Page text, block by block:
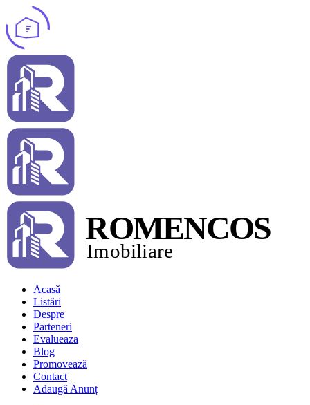
Acasă
Listări
Despre
Parteneri
Evalueaza
Blog
Promovează
Contact
Adaugă Anunț